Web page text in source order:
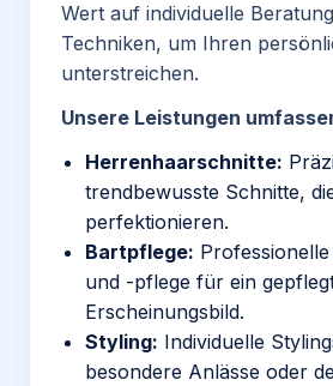
Wert auf individuelle
Techniken, um Ihren
unterstreichen.
Unsere Leistungen
Herrenhaarschnitte:
trendbewusste Schnitte,
perfektionieren.
Bartpflege:
und -pflege für ein
Erscheinungsbild.
Styling: Individuelle
besondere Anlässe oder